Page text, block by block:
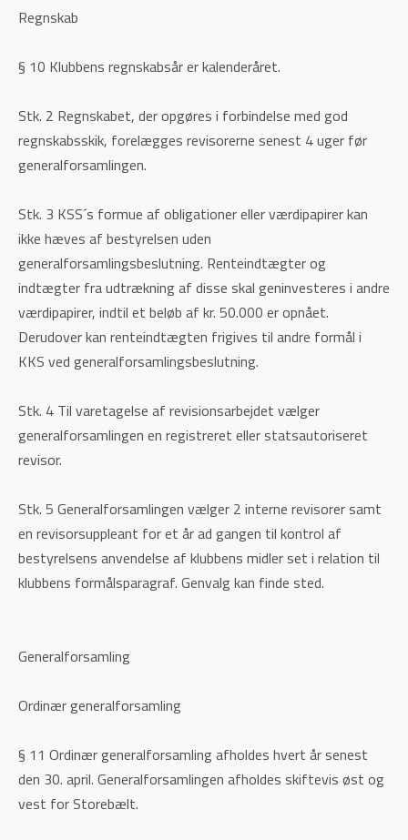
Regnskab
§ 10 Klubbens regnskabsår er kalenderåret.
Stk. 2 Regnskabet, der opgøres i forbindelse med god
regnskabsskik, forelægges revisorerne senest 4 uger før
generalforsamlingen.
Stk. 3 KSS´s formue af obligationer eller værdipapirer kan
ikke hæves af bestyrelsen uden
generalforsamlingsbeslutning. Renteindtægter og
indtægter fra udtrækning af disse skal geninvesteres i andre
værdipapirer, indtil et beløb af kr. 50.000 er opnået.
Derudover kan renteindtægten frigives til andre formål i
KKS ved generalforsamlingsbeslutning.
Stk. 4 Til varetagelse af revisionsarbejdet vælger
generalforsamlingen en registreret eller statsautoriseret
revisor.
Stk. 5 Generalforsamlingen vælger 2 interne revisorer samt
en revisorsuppleant for et år ad gangen til kontrol af
bestyrelsens anvendelse af klubbens midler set i relation til
klubbens formålsparagraf. Genvalg kan finde sted.
Generalforsamling
Ordinær generalforsamling
§ 11 Ordinær generalforsamling afholdes hvert år senest
den 30. april. Generalforsamlingen afholdes skiftevis øst og
vest for Storebælt.